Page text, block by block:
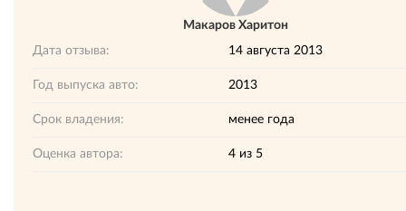
Макаров Харитон
Дата отзыва: 14 августа 2013
Год выпуска авто: 2013
Срок владения: менее года
Оценка автора: 4из 5